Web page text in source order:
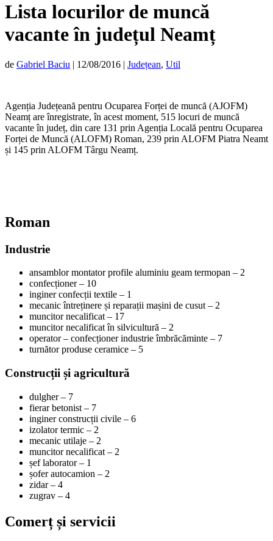
Lista locurilor de muncă
vacante în județul Neamț
de Gabriel Baciu | 12/08/2016 | Județean, Util
Agenția Județeană pentru Ocuparea Forței de muncă (AJOFM)
Neamț are înregistrate, în acest moment, 515 locuri de muncă
vacante în județ, din care 131 prin Agenția Locală pentru Ocuparea
Forței de Muncă (ALOFM) Roman, 239 prin ALOFM Piatra Neamt
și 145 prin ALOFM Târgu Neamț.
Roman
Industrie
ansamblor montator profile aluminiu geam termopan – 2
confecționer – 10
inginer confecții textile – 1
mecanic întreținere și reparații mașini de cusut – 2
muncitor necalificat – 17
muncitor necalificat în silvicultură – 2
operator – confecționer industrie îmbrăcăminte – 7
turnător produse ceramice – 5
Construcții și agricultură
dulgher – 7
fierar betonist – 7
inginer construcții civile – 6
izolator termic – 2
mecanic utilaje – 2
muncitor necalificat – 2
șef laborator – 1
șofer autocamion – 2
zidar – 4
zugrav – 4
Comerț și servicii